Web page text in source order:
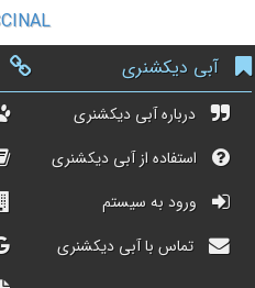
آبی دیکشنری
درباره آبی دیکشنری
استفاده از آبی دیکشنری
ورود به سیستم
تماس با آبی دیکشنری